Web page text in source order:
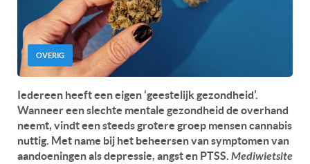
OVERIG
Iedereen heeft een eigen ‘geestelijk gezondheid’.
Wanneer een slechte mentale gezondheid de overhand
neemt, vindt een steeds grotere groep mensen cannabis
nuttig. Met name bij het beheersen van symptomen van
aandoeningen als depressie, angst en PTSS. Mediwietsite